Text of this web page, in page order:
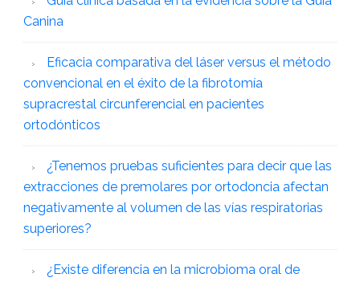
Canina
Eficacia comparativa del láser versus el método
convencional en el éxito de la fibrotomía
supracrestal circunferencial en pacientes
ortodónticos
¿Tenemos pruebas suficientes para decir que las
extracciones de premolares por ortodoncia afectan
negativamente al volumen de las vías respiratorias
superiores?
¿Existe diferencia en la microbioma oral de